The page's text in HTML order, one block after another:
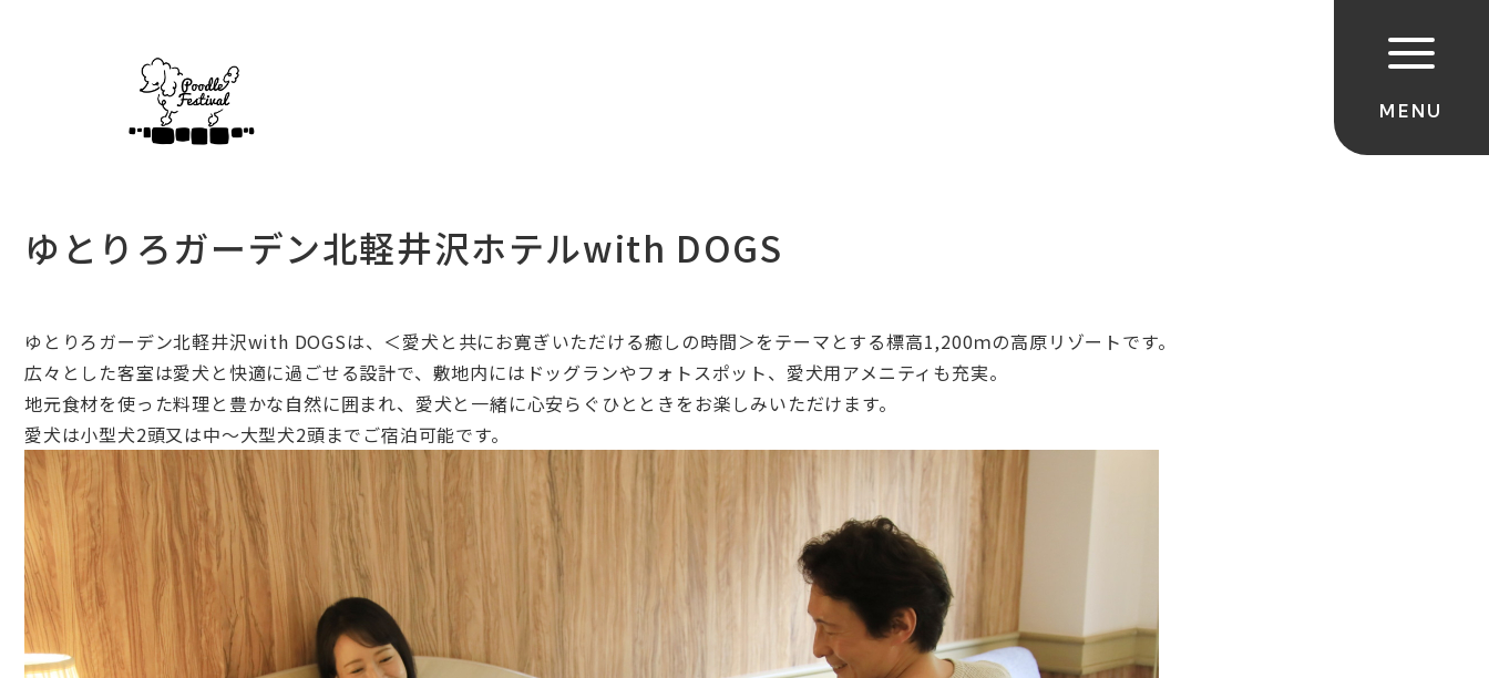
ゆとりろガーデン北軽井沢ホテルwith DOGS
ゆとりろ ガーデン北軽井沢with DOGSは、＜愛犬と共にお寛ぎいただける癒しの時間＞をテーマとする標高1,200ｍの高原リゾートです。
広々とした客室は愛犬と快適に過ごせる設計で、 敷地内にはドッグランやフォトスポット、 愛犬用アメニティも充実。
地元食材を使った料理と豊かな自然に囲まれ、 愛犬と一緒に心安らぐひとときをお楽しみいただけます。
愛犬は小型犬2頭又は中～大型犬2頭までご宿泊可能です。